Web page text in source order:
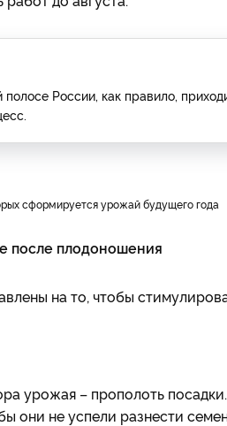
России, как правило,
сформируется урожай будущего года
после плодоношения
на то, чтобы
урожая – прополоть
они не успели разнести